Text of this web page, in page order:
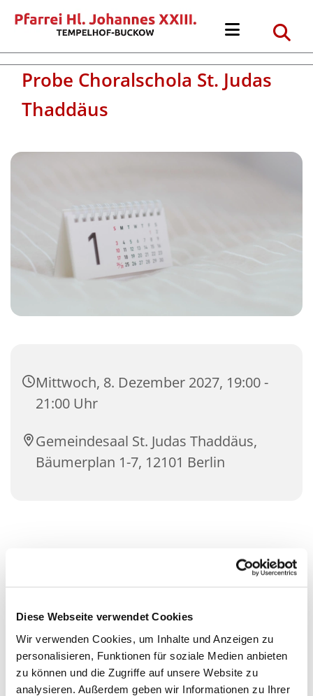
Diese Webseite verwendet Cookies
Wir verwenden Cookies, um Inhalte und Anzeigen zu
personalisieren, Funktionen für soziale Medien anbieten
zu können und die Zugriffe auf unsere Website zu
analysieren. Außerdem geben wir Informationen zu Ihrer
Probe Choralschola St. Judas
Thaddäus
Mittwoch, 8. Dezember 2027, 19:00 -
21:00 Uhr
Gemeindesaal St. Judas Thaddäus,
Bäumerplan 1-7, 12101 Berlin